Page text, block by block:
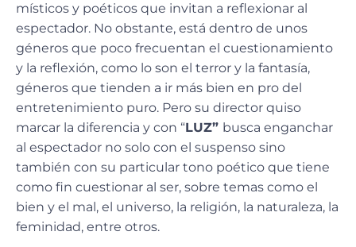
místicos y poéticos que invitan a reflexionar al
espectador. No obstante, está dentro de unos
géneros que poco frecuentan el cuestionamiento
y la reflexión, como lo son el terror y la fantasía,
géneros que tienden a ir más bien en pro del
entretenimiento puro. Pero su director quiso
marcar la diferencia y con “LUZ” busca enganchar
al espectador no solo con el suspenso sino
también con su particular tono poético que tiene
como fin cuestionar al ser, sobre temas como el
bien y el mal, el universo, la religión, la naturaleza, la
feminidad, entre otros.